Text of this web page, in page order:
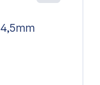
Makita Feilenhalter m. Feile 4,5mm